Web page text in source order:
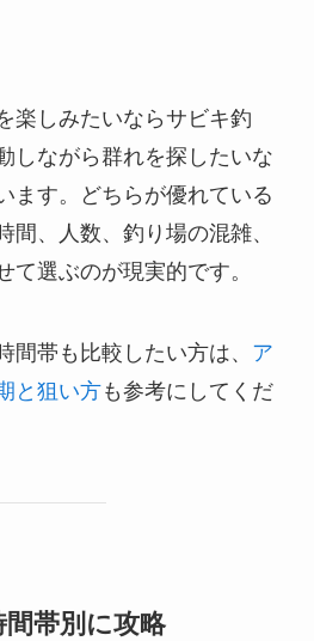
楽しみたいならサビキ釣
しながら群れを探したいな
ます。どちらが優れている
間、人数、釣り場の混雑、
て選ぶのが現実的です。
間帯も比較したい方は、 ア
と狙い方も参考にしてくだ
帯別に攻略